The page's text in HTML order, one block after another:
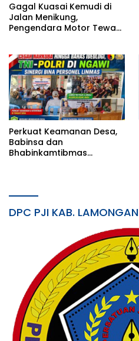
Gagal Kuasai Kemudi di
Jalan Menikung,
Pengendara Motor Tewas
Perkuat Keamanan Desa,
Babinsa dan
Bhabinkamtibmas
DPC PJI KAB. LAMONGAN